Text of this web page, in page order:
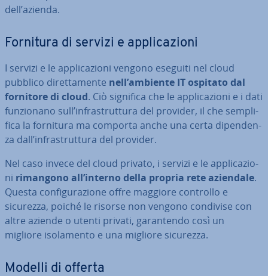
dell’azienda.
Fornitura di servizi e ap­pli­ca­zio­ni
I servizi e le ap­pli­ca­zio­ni vengono eseguiti nel cloud
pubblico di­ret­ta­men­te nell’ambiente IT ospitato dal
fornitore di cloud. Ciò significa che le ap­pli­ca­zio­ni e i dati
fun­zio­na­no sull’in­fra­strut­tu­ra del provider, il che sem­pli­
fi­ca la fornitura ma comporta anche una certa di­pen­den­
za dall’in­fra­strut­tu­ra del provider.
Nel caso invece del cloud privato, i servizi e le ap­pli­ca­zio­
ni rimangono all’interno della propria rete aziendale.
Questa con­fi­gu­ra­zio­ne offre maggiore controllo e
sicurezza, poiché le risorse non vengono condivise con
altre aziende o utenti privati, ga­ran­ten­do così un
migliore iso­la­men­to e una migliore sicurezza.
Modelli di offerta